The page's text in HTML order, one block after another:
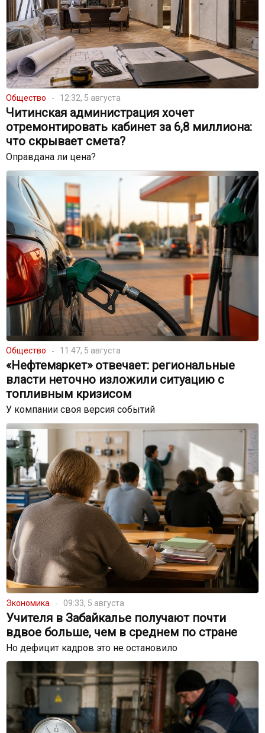
Общество 12:32, 5 августа
Читинская администрация хочет
отремонтировать кабинет за 6,8 миллиона:
что скрывает смета?
Оправдана ли цена?
Общество 11:47, 5 августа
«Нефтемаркет» отвечает: региональные
власти неточно изложили ситуацию с
топливным кризисом
У компании своя версия событий
Экономика 09:33, 5 августа
Учителя в Забайкалье получают почти
вдвое больше, чем в среднем по стране
Но дефицит кадров это не остановило